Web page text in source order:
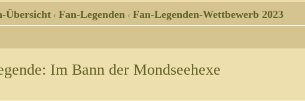
Übersicht ‹ Fan-Legenden ‹ Fan-Legenden-Wettbewerb 2023
Im Bann der Mondseehexe